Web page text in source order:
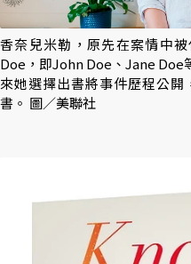
香奈兒米勒，原先在案情中
Doe，即John Doe、Jane Doe
來她選擇出書將事件歷程公
書。 圖／美聯社